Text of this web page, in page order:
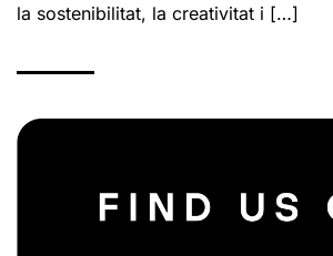
la sostenibilitat, la creativitat i […]